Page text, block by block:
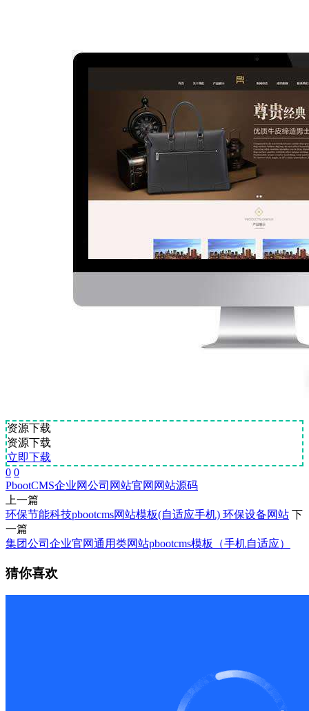
资源下载
资源下载
立即下载
0 0
PbootCMS企业网公司网站官网 网站源码
上一篇
环保节能科技pbootcms网站模板(自适应手机) 环保设备网站 下
一篇
集团公司企业官网通用类网站pbootcms模板（手机自适应）
猜你喜欢